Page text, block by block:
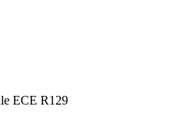
ECE R129